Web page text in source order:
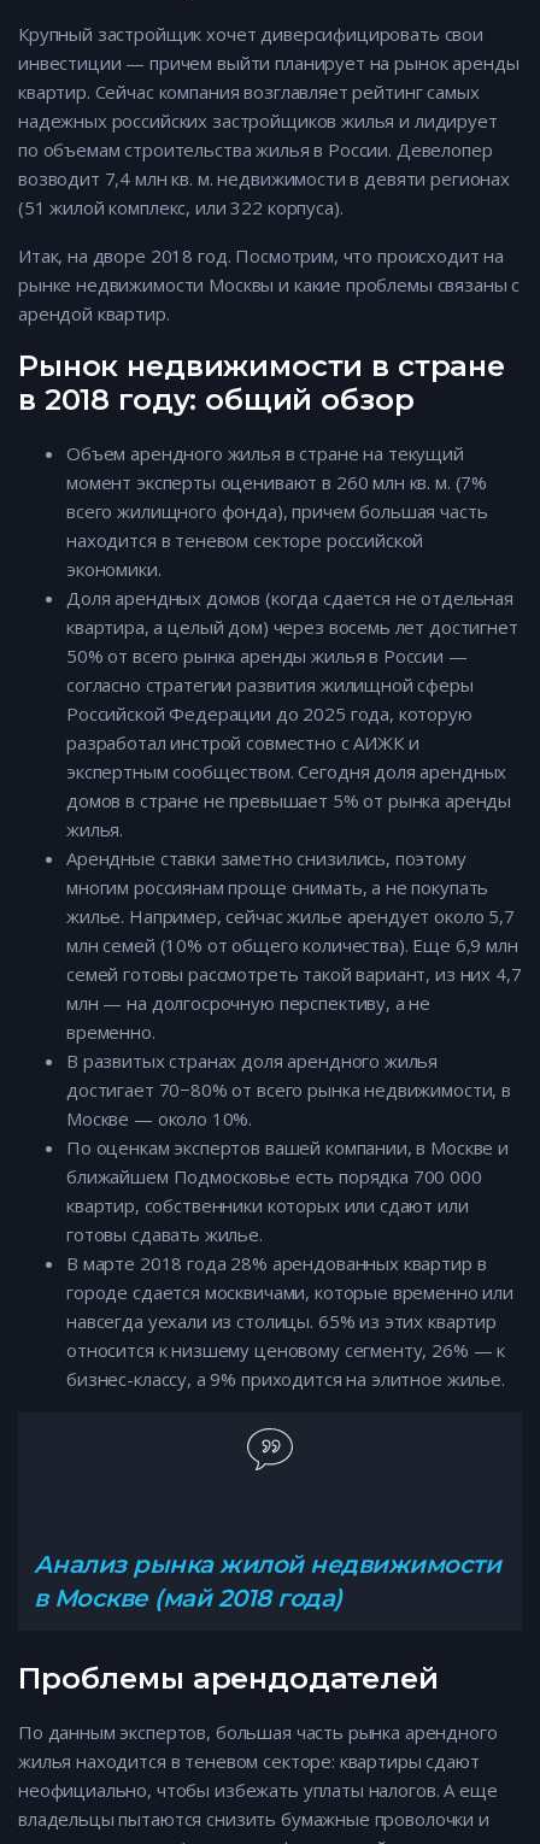
Крупный застройщик хочет диверсифицировать свои
инвестиции — причем выйти планирует на рынок аренды
квартир. Сейчас компания возглавляет рейтинг самых
надежных российских застройщиков жилья и лидирует
по объемам строительства жилья в России. Девелопер
возводит 7,4 млн кв. м. недвижимости в девяти регионах
(51 жилой комплекс, или 322 корпуса).
Итак, на дворе 2018 год. Посмотрим, что происходит на
рынке недвижимости Москвы и какие проблемы связаны с
арендой квартир.
Рынок недвижимости в стране
в 2018 году: общий обзор
Объем арендного жилья в стране на текущий
момент эксперты оценивают в 260 млн кв. м. (7%
всего жилищного фонда), причем большая часть
находится в теневом секторе российской
экономики.
Доля арендных домов (когда сдается не отдельная
квартира, а целый дом) через восемь лет достигнет
50% от всего рынка аренды жилья в России —
согласно стратегии развития жилищной сферы
Российской Федерации до 2025 года, которую
разработал инстрой совместно с АИЖК и
экспертным сообществом. Сегодня доля арендных
домов в стране не превышает 5% от рынка аренды
жилья.
Арендные ставки заметно снизились, поэтому
многим россиянам проще снимать, а не покупать
жилье. Например, сейчас жилье арендует около 5,7
млн семей (10% от общего количества). Еще 6,9 млн
семей готовы рассмотреть такой вариант, из них 4,7
млн — на долгосрочную перспективу, а не
временно.
В развитых странах доля арендного жилья
достигает 70−80% от всего рынка недвижимости, в
Москве — около 10%.
По оценкам экспертов вашей компании, в Москве и
ближайшем Подмосковье есть порядка 700 000
квартир, собственники которых или сдают или
готовы сдавать жилье.
В марте 2018 года 28% арендованных квартир в
городе сдается москвичами, которые временно или
навсегда уехали из столицы. 65% из этих квартир
относится к низшему ценовому сегменту, 26% — к
бизнес-классу, а 9% приходится на элитное жилье.
Анализ рынка жилой недвижимости
в Москве (май 2018 года)
Проблемы арендодателей
По данным экспертов, большая часть рынка арендного
жилья находится в теневом секторе: квартиры сдают
неофициально, чтобы избежать уплаты налогов. А еще
владельцы пытаются снизить бумажные проволочки и